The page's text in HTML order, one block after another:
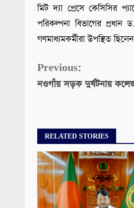
মিট দ্যা প্রেসে কেসিসির
পরিকল্পনা বিভাগের প্রধান
গণমাধ্যমকর্মীরা উপস্থিত
Continue
Reading
Previous:
নওগাঁয় সড়ক দুর্ঘটনায়
RELATED STORIES